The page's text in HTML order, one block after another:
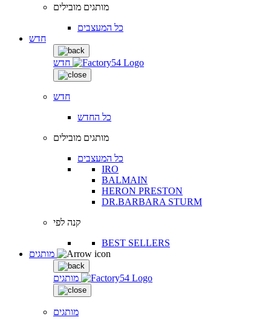
מותגים מובילים
כל המעצבים
חדש
חדש
חדש
כל החדש
מותגים מובילים
כל המעצבים
IRO
BALMAIN
HERON PRESTON
DR.BARBARA STURM
קנה לפי
BEST SELLERS
מותגים
מותגים